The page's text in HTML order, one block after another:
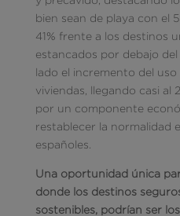
bien sean de playa con el
41% frente a los destinos
estancados por debajo
lado el incremento del uso
viviendas, llegando casi al
por un componente
restablecer la normalidad
españoles.
Una oportunidad única
donde los destinos
sostenibles, podrían ser